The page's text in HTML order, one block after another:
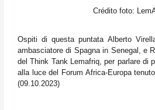
Crédito foto:
Ospiti di questa puntata Alberto
ambasciatore di Spagna in Senegal, e
del Think Tank Lemafriq, per parlare di
alla luce del Forum Africa-Europa
(09.10.2023)